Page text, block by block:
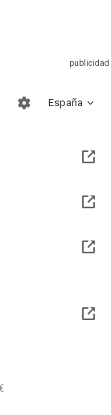
España
5 años)